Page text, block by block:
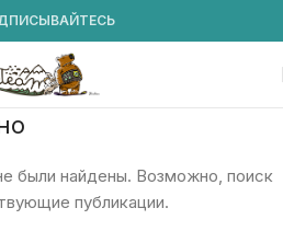
были найдены. Возможно, поиск
публикации.